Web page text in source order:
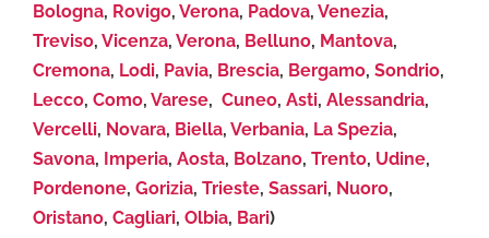
Bologna, Rovigo, Verona, Padova, Venezia,
Treviso, Vicenza, Verona, Belluno, Mantova,
Cremona, Lodi, Pavia, Brescia, Bergamo, Sondrio,
Lecco, Como, Varese, Cuneo, Asti, Alessandria,
Vercelli, Novara, Biella, Verbania, La Spezia,
Savona, Imperia, Aosta, Bolzano, Trento, Udine,
Pordenone, Gorizia, Trieste, Sassari, Nuoro,
Oristano, Cagliari, Olbia, Bari)